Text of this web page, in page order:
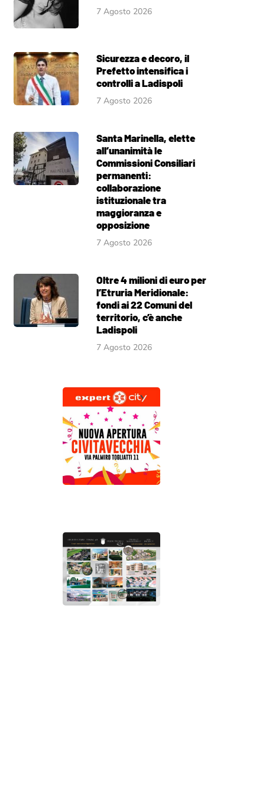
7 Agosto 2026
Sicurezza e decoro, il
Prefetto intensifica i
controlli a Ladispoli
7 Agosto 2026
Santa Marinella, elette
all’unanimità le
Commissioni Consiliari
permanenti:
collaborazione
istituzionale tra
maggioranza e
opposizione
7 Agosto 2026
Oltre 4 milioni di euro per
l’Etruria Meridionale:
fondi ai 22 Comuni del
territorio, c’è anche
Ladispoli
7 Agosto 2026